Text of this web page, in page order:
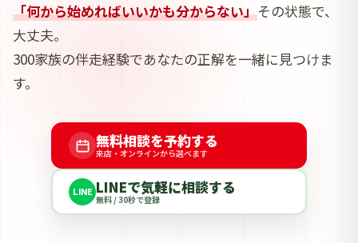
「何から始めればいいかも分からない」その状態で、
大丈夫。
300家族の伴走経験であなたの正解を一緒に見つけま
す。
無料相談を予約する
来店・オンラインから選べます
LINE LINEで気軽に相談する
無料 / 30秒で登録